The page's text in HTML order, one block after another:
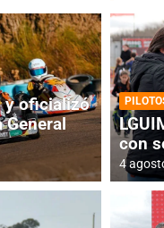
y oficializó
General
con
4